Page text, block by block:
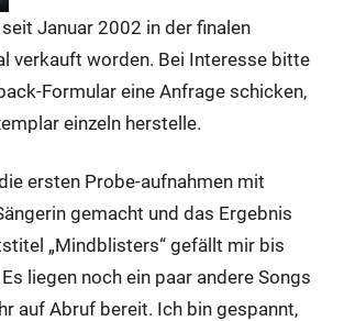
Januar 2002 in der finalen
verkauft worden. Bei Interesse bitte
Formular eine Anfrage schicken,
einzeln herstelle.
ersten Probe-aufnahmen mit
gemacht und das Ergebnis
„Mindblisters“ gefällt mir bis
liegen noch ein paar andere Songs
auf Abruf bereit. Ich bin gespannt,